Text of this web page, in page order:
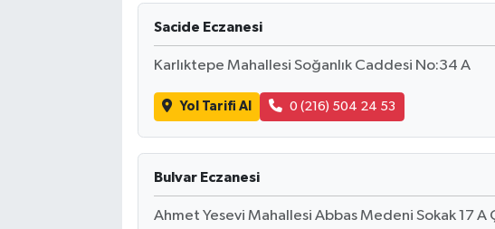
Sacide Eczanesi
Karlıktepe Mahallesi Soğanlık Caddesi No:34 A
Yol Tarifi Al 0 (216) 504 24 53
Bulvar Eczanesi
Ahmet Yesevi Mahallesi Abbas Medeni Sokak 17